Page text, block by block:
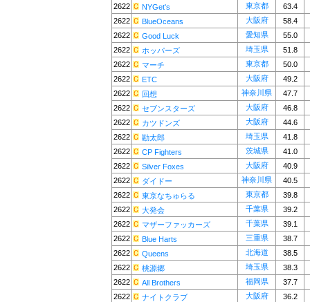
2622
NYGet's 東京都
63.4
2622
BlueOceans 大阪府
58.4
2622
Good Luck 愛知県
55.0
2622
ホッパーズ 埼玉県
51.8
2622
マーチ 東京都
50.0
2622
ETC 大阪府
49.2
2622
回想 神奈川県
47.7
2622
セブンスターズ 大阪府
46.8
2622
カツドンズ 大阪府
44.6
2622
勘太郎 埼玉県
41.8
2622
CP Fighters 茨城県
41.0
2622
Silver Foxes 大阪府
40.9
2622
ダイドー 神奈川県
40.5
2622
東京なちゅらる 東京都
39.8
2622
大発会 千葉県
39.2
2622
マザーファッカーズ 千葉県
39.1
2622
Blue Harts 三重県
38.7
2622
Queens 北海道
38.5
2622
桃源郷 埼玉県
38.3
2622
All Brothers 福岡県
37.7
2622
ナイトクラブ 大阪府
36.2